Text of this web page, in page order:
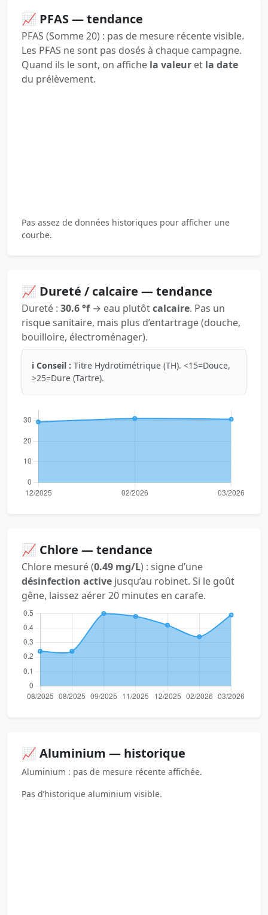
📈 PFAS — tendance
PFAS (Somme 20) : pas de mesure récente visible.
Les PFAS ne sont pas dosés à chaque campagne.
Quand ils le sont, on affiche la valeur et la date
du prélèvement.
Pas assez de données historiques pour afficher une
courbe.
📈 Dureté / calcaire — tendance
Dureté : 30.6 °f→ eau plutôtcalcaire. Pas un
risque sanitaire, mais plus d’entartrage (douche,
bouilloire, électroménager).
ℹ️ Conseil : Titre Hydrotimétrique (TH). <15=Douce,
>25=Dure (Tartre).
📈 Chlore — tendance
Chlore mesuré (0.49 mg/L) : signe d’une
désinfection active jusqu’au robinet. Si le goût
gêne, laissez aérer 20 minutes en carafe.
📈 Aluminium — historique
Aluminium : pas de mesure récente affichée.
Pas d’historique aluminium visible.